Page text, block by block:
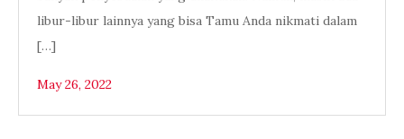
libur-libur lainnya yang bisa Tamu Anda nikmati dalam
[…]
May 26, 2022